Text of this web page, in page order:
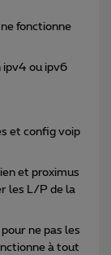
fonctionne
ipv4 ou ipv6
et config voip
et proximus
les L/P de la
ne pas les
à tout